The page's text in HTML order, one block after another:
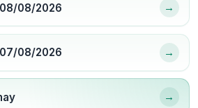
08/2026 →
08/2026 →
→